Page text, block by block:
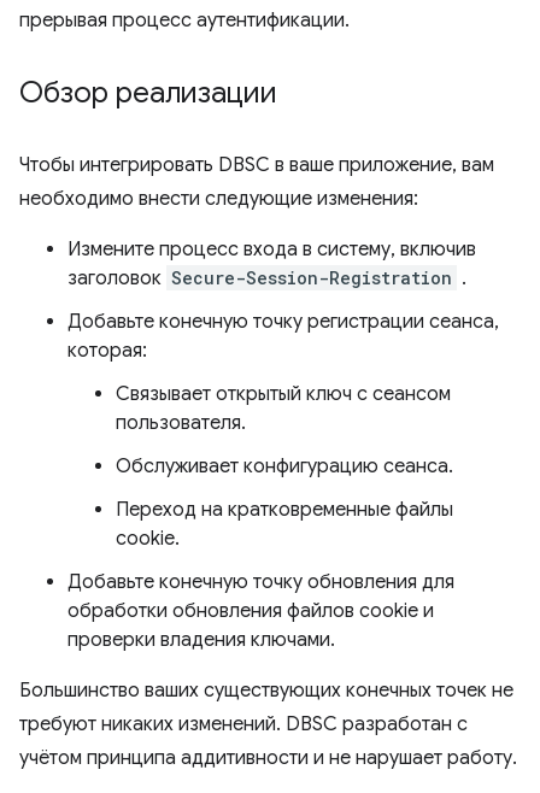
прерывая процесс аутентификации.
Обзор реализации
Чтобы интегрировать DBSC в ваше приложение, вам
необходимо внести следующие изменения:
Измените процесс входа в систему, включив
заголовок Secure-Session-Registration .
Добавьте конечную точку регистрации сеанса,
которая:
Связывает открытый ключ с сеансом
пользователя.
Обслуживает конфигурацию сеанса.
Переход на кратковременные файлы
cookie.
Добавьте конечную точку обновления для
обработки обновления файлов cookie и
проверки владения ключами.
Большинство ваших существующих конечных точек не
требуют никаких изменений. DBSC разработан с
учётом принципа аддитивности и не нарушает работу.